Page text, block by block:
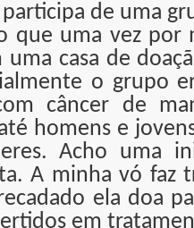
de uma
que uma vez por
casa de
o grupo
câncer de
homens e
Acho uma
A minha vó faz
ela doa
em